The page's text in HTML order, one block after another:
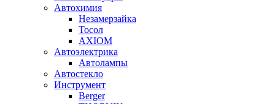
Автохимия
Незамерзайка
Тосол
AXIOM
Автоэлектрика
Автолампы
Автостекло
Инструмент
Berger